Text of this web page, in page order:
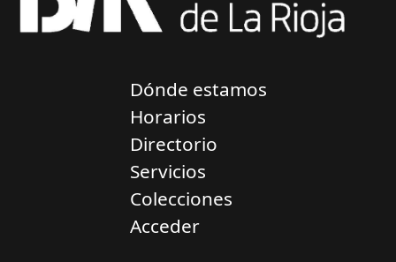
Dónde estamos
Horarios
Directorio
Servicios
Colecciones
Acceder